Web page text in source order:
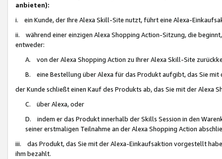
anbieten):
i. ein Kunde, der Ihre Alexa Skill-Site nutzt, führt eine Alexa-
ii. während einer einzigen Alexa Shopping Action-Sitzung, die
entweder:
A. von der Alexa Shopping Action zu Ihrer Alexa Skill-Site
B. eine Bestellung über Alexa für das Produkt aufgibt, das Sie mit
der Kunde schließt einen Kauf des Produkts ab, das Sie mit der Alexa
C. über Alexa, oder
D. indem er das Produkt innerhalb der Skills Session in den
seiner erstmaligen Teilnahme an der Alexa Shopping Action
iii. das Produkt, das Sie mit der Alexa-Einkaufsaktion vorgestellt
ihm bezahlt.